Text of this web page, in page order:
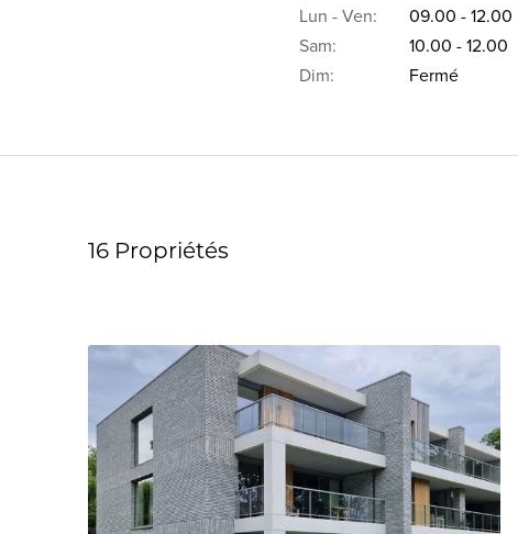
Lun - Ven: 09.00 - 12.00
Sam:
10.00 - 12.00
Dim:
Fermé
16 Propriétés